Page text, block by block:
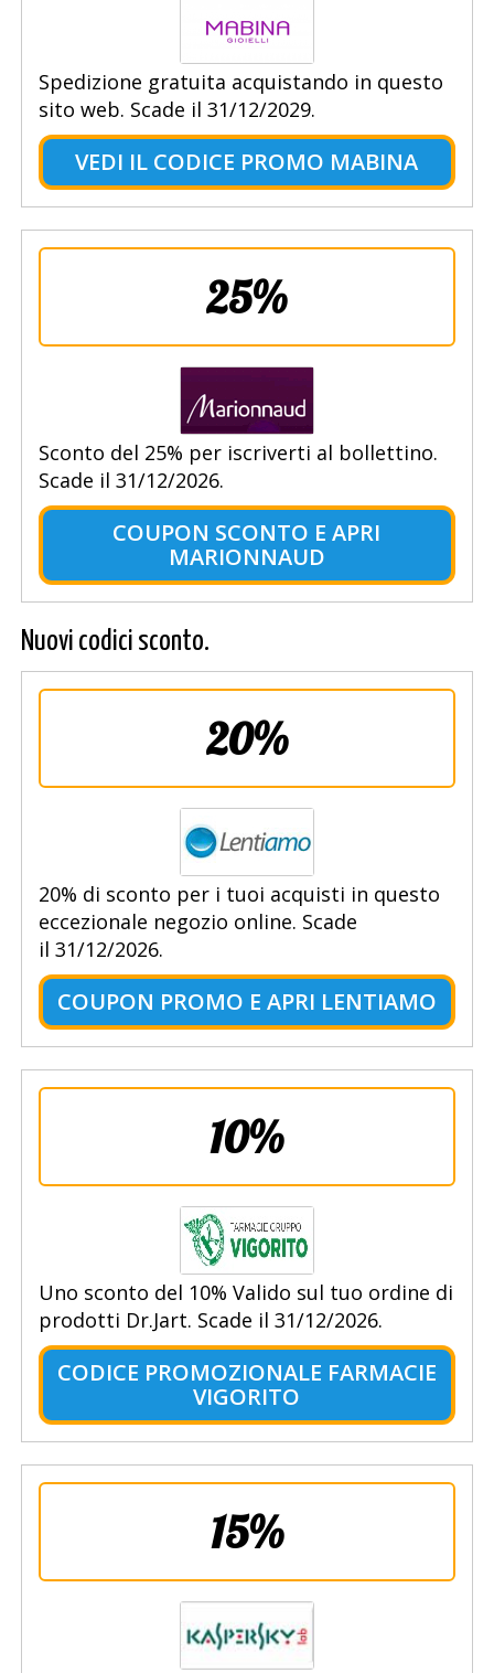
Spedizione gratuita acquistando in questo
sito web. Scade il 31/12/2029.
VEDI IL CODICE PROMO MABINA
25%
Sconto del 25% per iscriverti al bollettino.
Scade il 31/12/2026.
COUPON SCONTO E APRI
MARIONNAUD
Nuovi codici sconto.
20%
20% di sconto per i tuoi acquisti in questo
eccezionale negozio online. Scade
il 31/12/2026.
COUPON PROMO E APRI LENTIAMO
10%
Uno sconto del 10% Valido sul tuo ordine di
prodotti Dr.Jart. Scade il 31/12/2026.
CODICE PROMOZIONALE FARMACIE
VIGORITO
15%